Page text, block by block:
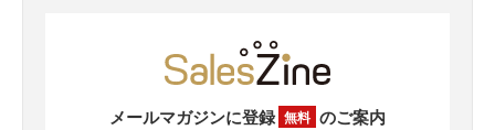
メールマガジンに登録 無料 のご案内